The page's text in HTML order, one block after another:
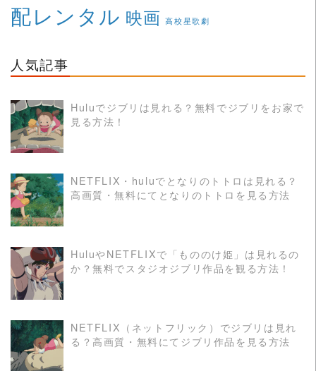
配レンタル 映画 高校星歌劇
人気記事
READ MORE
Huluでジブリは見れる？無料でジブリをお家で
見る方法！
READ MORE
NETFLIX・huluでとなりのトトロは見れる？
高画質・無料にてとなりのトトロを見る方法
READ MORE
HuluやNETFLIXで「もののけ姫」は見れるの
か？無料でスタジオジブリ作品を観る方法！
READ MORE
NETFLIX（ネットフリック）でジブリは見れ
る？高画質・無料にてジブリ作品を見る方法